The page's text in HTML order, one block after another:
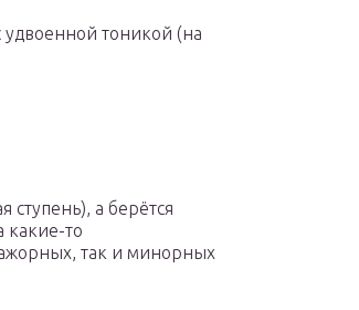
удвоенной тоникой (на
ступень), а берётся
какие-то
так и минорных